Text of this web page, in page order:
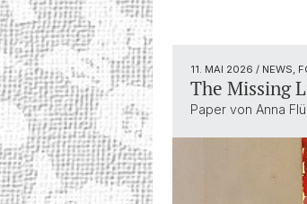
11. MAI 2026 / NEWS,
The Missing
Paper von Anna